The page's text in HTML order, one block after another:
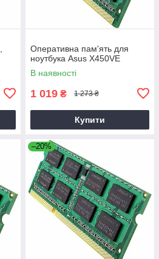
Оперативна пам'ять для
ноутбука Asus X450VE
В наявності
1 019 ₴ 1 273 ₴
Купити
–20%